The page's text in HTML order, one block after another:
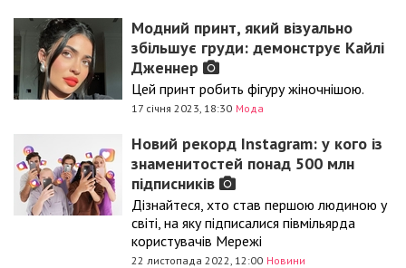
Модний принт, який візуально
збільшує груди: демонструє Кайлі
Дженнер
Цей принт робить фігуру жіночнішою.
17 січня 2023, 18:30 Мода
Новий рекорд Instagram: у кого із
знаменитостей понад 500 млн
підписників
Дізнайтеся, хто став першою людиною у
світі, на яку підписалися півмільярда
користувачів Мережі
22 листопада 2022, 12:00 Новини